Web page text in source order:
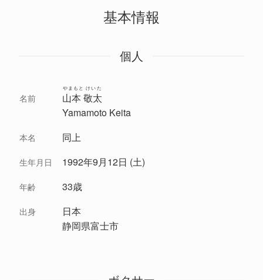
基本情報
個人
名前 山本 敬太
やまもと けいた
Yamamoto Keita
本名 同上
生年月日 1992年9月12日 (土)
年齢 33歳
出身
日本
静岡県富士市